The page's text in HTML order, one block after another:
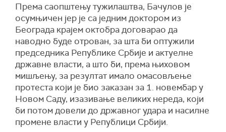
Према саопштењу тужилаштва, Бачулов је
осумњичен јер је са једним доктором из
Београда крајем октобра договарао да
наводно буде отрован, за шта би оптужили
председника Републике Србије и актуелне
државне власти, а што би, према њиховом
мишљењу, за резултат имало омасовљење
протеста који је био заказан за 1. новембар у
Новом Саду, изазивање великих нереда, који
би потом довели до државног удара и насилне
промене власти у Републици Србији.